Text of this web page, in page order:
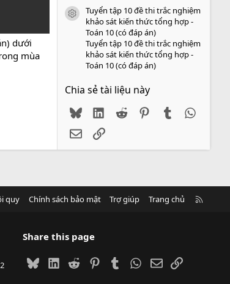
dưới
mùa
icon tài liệu
Tuyển tập 10 đề thi trắc nghiệm
khảo sát kiến thức tổng hợp -
Toán 10 (có đáp án)
Tuyển tập 10 đề thi trắc nghiệm
khảo sát kiến thức tổng hợp -
Toán 10 (có đáp án)
Chia sẻ tài liệu này
BlueskyLinkedIn
Reddit PinterestTumblr
EmailLink
quy Chính sách bảo mật Trợ giúp Trang chủ
Share this page
BlueskyLinkedIn
Reddit PinterestTumblrWhatsApp
EmailLink